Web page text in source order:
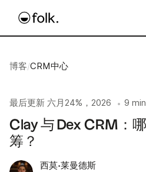
博客/CRM中心
最后更新 六月24%，2026 • 9 min
Clay 与 Dex CRM：
筹？
西莫·莱曼德斯